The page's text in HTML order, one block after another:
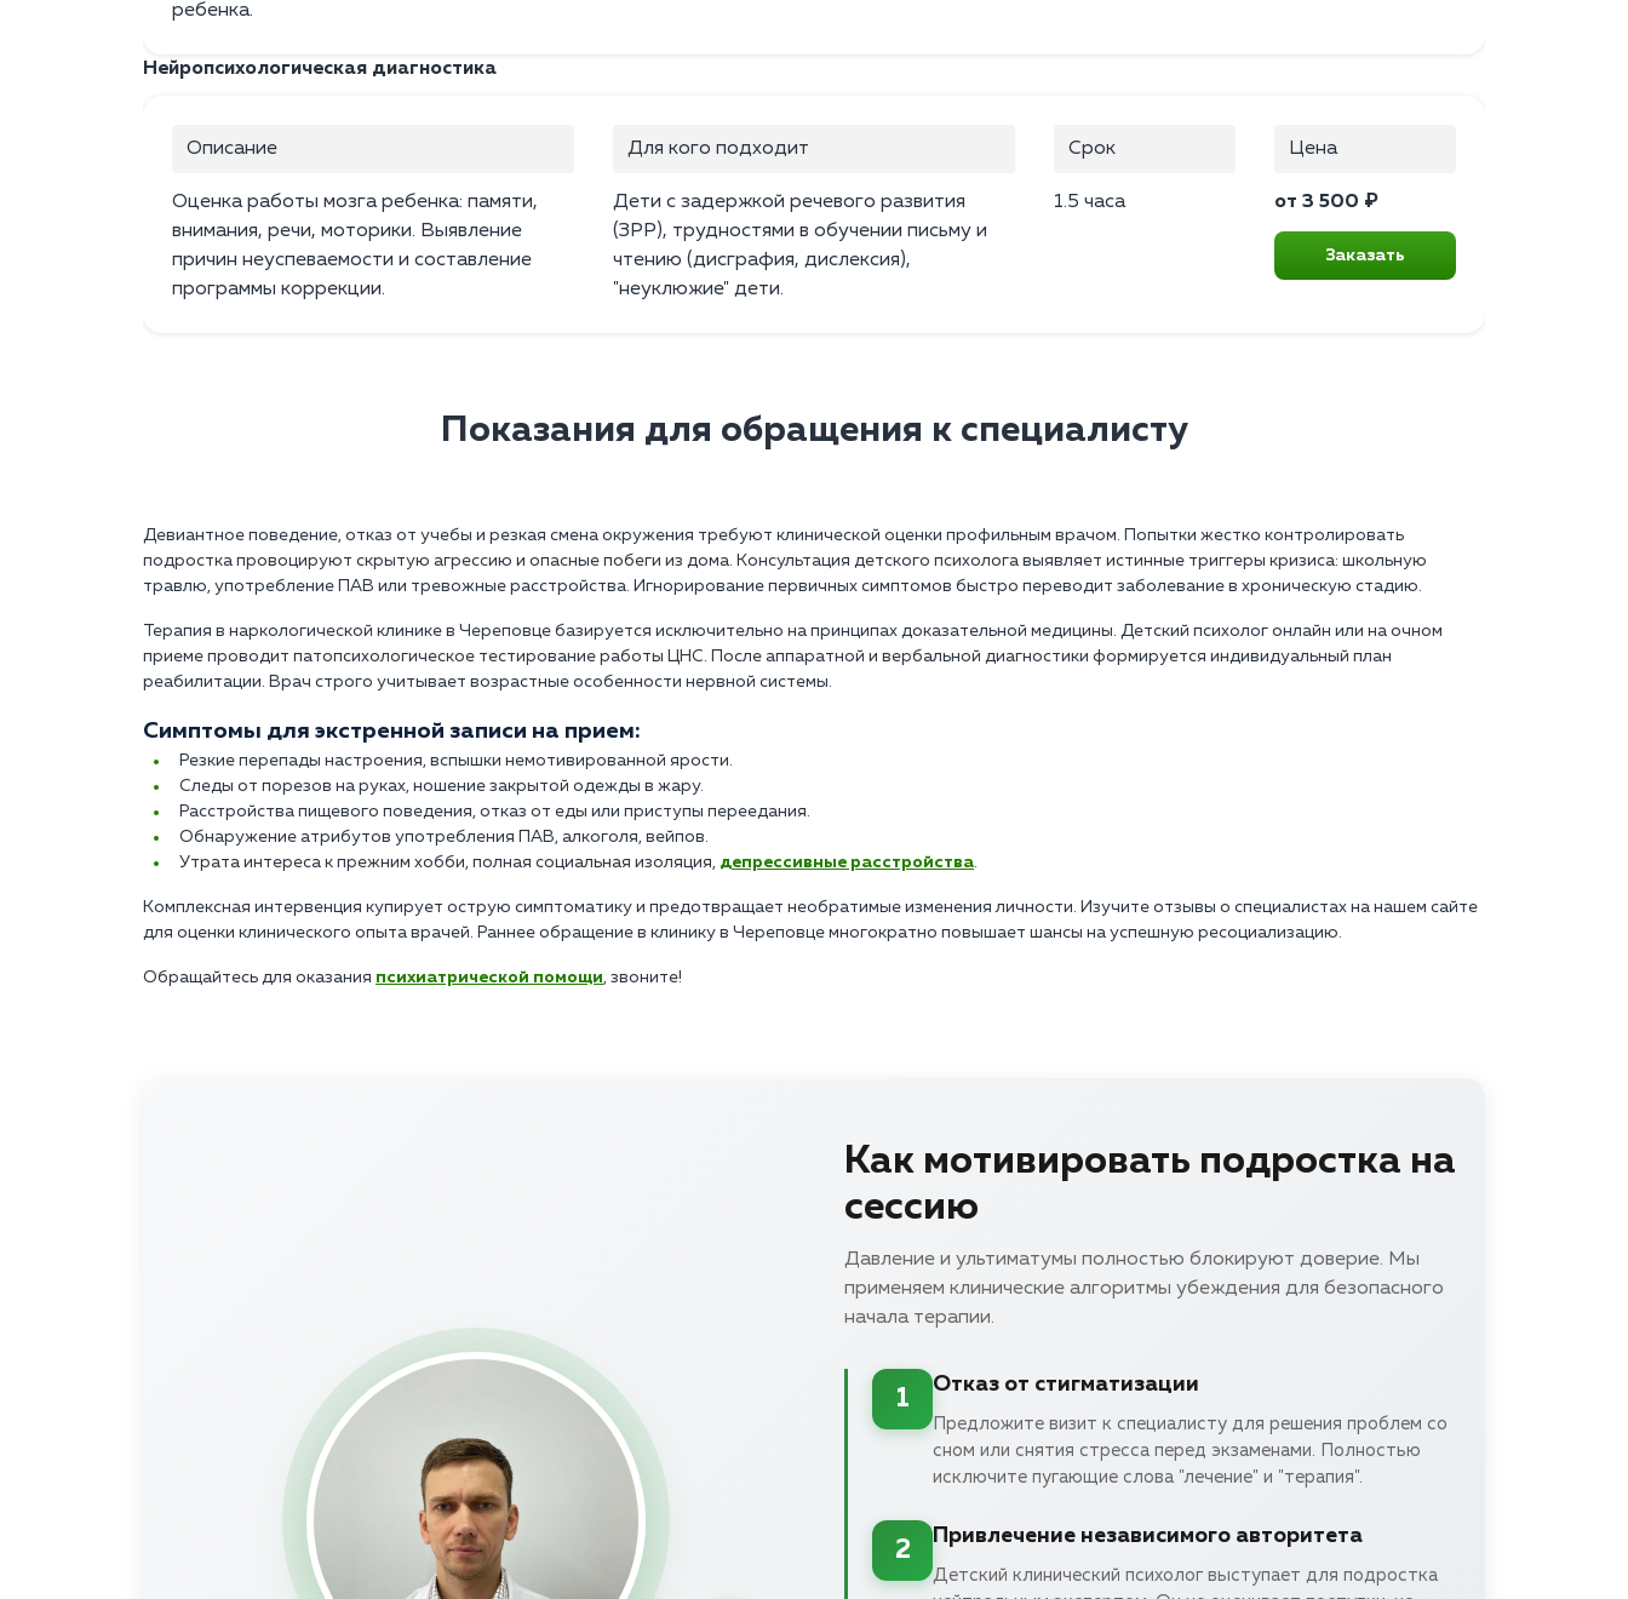
ребенка.
Нейропсихологическая диагностика
Описание
Оценка работы мозга ребенка: памяти,
внимания, речи, моторики. Выявление
причин неуспеваемости и составление
программы коррекции.
Для кого подходит
Дети с задержкой речевого развития
(ЗРР), трудностями в обучении письму и
чтению (дисграфия, дислексия),
"неуклюжие" дети.
Срок
1.5 часа
Цена
от 3 500 ₽
Заказать
Показания для обращения к специалисту
Девиантное поведение, отказ от учебы и резкая смена окружения требуют клинической оценки профильным врачом. Попытки жестко контролировать
подростка провоцируют скрытую агрессию и опасные побеги из дома. Консультация детского психолога выявляет истинные триггеры кризиса: школьную
травлю, употребление ПАВ или тревожные расстройства. Игнорирование первичных симптомов быстро переводит заболевание в хроническую стадию.
Терапия в наркологической клинике в Череповце базируется исключительно на принципах доказательной медицины. Детский психолог онлайн или на очном
приеме проводит патопсихологическое тестирование работы ЦНС. После аппаратной и вербальной диагностики формируется индивидуальный план
реабилитации. Врач строго учитывает возрастные особенности нервной системы.
Симптомы для экстренной записи на прием:
Резкие перепады настроения, вспышки немотивированной ярости.
Следы от порезов на руках, ношение закрытой одежды в жару.
Расстройства пищевого поведения, отказ от еды или приступы переедания.
Обнаружение атрибутов употребления ПАВ, алкоголя, вейпов.
Утрата интереса к прежним хобби, полная социальная изоляция, депрессивные расстройства.
Комплексная интервенция купирует острую симптоматику и предотвращает необратимые изменения личности. Изучите отзывы о специалистах на нашем сайте
для оценки клинического опыта врачей. Раннее обращение в клинику в Череповце многократно повышает шансы на успешную ресоциализацию.
Обращайтесь для оказания психиатрической помощи, звоните!
Как мотивировать подростка на
сессию
Давление и ультиматумы полностью блокируют доверие. Мы
применяем клинические алгоритмы убеждения для безопасного
начала терапии.
1
Отказ от стигматизации
Предложите визит к специалисту для решения проблем со
сном или снятия стресса перед экзаменами. Полностью
исключите пугающие слова "лечение" и "терапия".
2
Привлечение независимого авторитета
Детский клинический психолог выступает для подростка